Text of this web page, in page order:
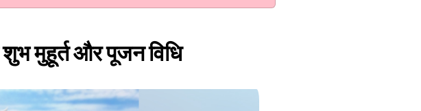
शुभ मुहूर्त और पूजन विधि